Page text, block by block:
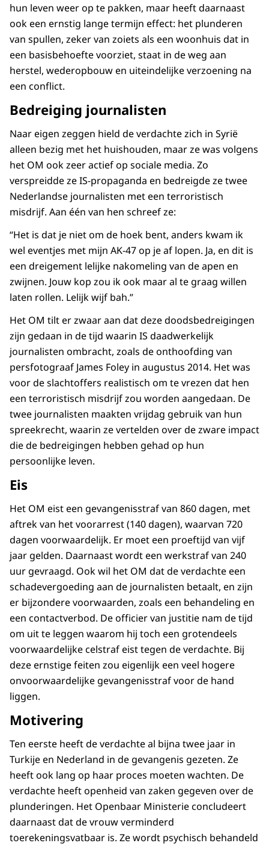
hun leven weer op te pakken, maar heeft daarnaast
ook een ernstig lange termijn effect: het plunderen
van spullen, zeker van zoiets als een woonhuis dat in
een basisbehoefte voorziet, staat in de weg aan
herstel, wederopbouw en uiteindelijke verzoening na
een conflict.
Bedreiging journalisten
Naar eigen zeggen hield de verdachte zich in Syrië
alleen bezig met het huishouden, maar ze was volgens
het OM ook zeer actief op sociale media. Zo
verspreidde ze IS-propaganda en bedreigde ze twee
Nederlandse journalisten met een terroristisch
misdrijf. Aan één van hen schreef ze:
“Het is dat je niet om de hoek bent, anders kwam ik
wel eventjes met mijn AK-47 op je af lopen. Ja, en dit is
een dreigement lelijke nakomeling van de apen en
zwijnen. Jouw kop zou ik ook maar al te graag willen
laten rollen. Lelijk wijf bah.”
Het OM tilt er zwaar aan dat deze doodsbedreigingen
zijn gedaan in de tijd waarin IS daadwerkelijk
journalisten ombracht, zoals de onthoofding van
persfotograaf James Foley in augustus 2014. Het was
voor de slachtoffers realistisch om te vrezen dat hen
een terroristisch misdrijf zou worden aangedaan. De
twee journalisten maakten vrijdag gebruik van hun
spreekrecht, waarin ze vertelden over de zware impact
die de bedreigingen hebben gehad op hun
persoonlijke leven.
Eis
Het OM eist een gevangenisstraf van 860 dagen, met
aftrek van het voorarrest (140 dagen), waarvan 720
dagen voorwaardelijk. Er moet een proeftijd van vijf
jaar gelden. Daarnaast wordt een werkstraf van 240
uur gevraagd. Ook wil het OM dat de verdachte een
schadevergoeding aan de journalisten betaalt, en zijn
er bijzondere voorwaarden, zoals een behandeling en
een contactverbod. De officier van justitie nam de tijd
om uit te leggen waarom hij toch een grotendeels
voorwaardelijke celstraf eist tegen de verdachte. Bij
deze ernstige feiten zou eigenlijk een veel hogere
onvoorwaardelijke gevangenisstraf voor de hand
liggen.
Motivering
Ten eerste heeft de verdachte al bijna twee jaar in
Turkije en Nederland in de gevangenis gezeten. Ze
heeft ook lang op haar proces moeten wachten. De
verdachte heeft openheid van zaken gegeven over de
plunderingen. Het Openbaar Ministerie concludeert
daarnaast dat de vrouw verminderd
toerekeningsvatbaar is. Ze wordt psychisch behandeld